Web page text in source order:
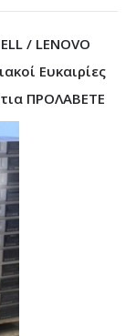
/ LENOVO
Ευκαιρίες
ΠΡΟΛΑΒΕΤΕ